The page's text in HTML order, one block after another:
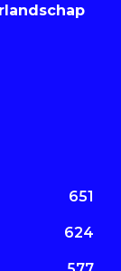
651
624